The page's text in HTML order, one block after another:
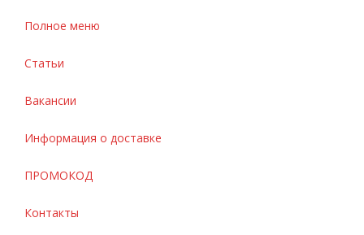
Полное меню
Статьи
Вакансии
Информация о доставке
ПРОМОКОД
Контакты